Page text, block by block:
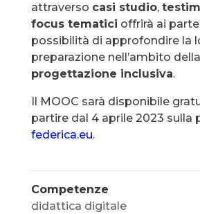
attraverso casi studio,
focus tematici offrirà ai
possibilità di approfondire la
preparazione nell’ambito della
progettazione inclusiva.
Il MOOC sarà disponibile
partire dal 4 aprile 2023 sulla
federica.eu.
Competenze
didattica digitale